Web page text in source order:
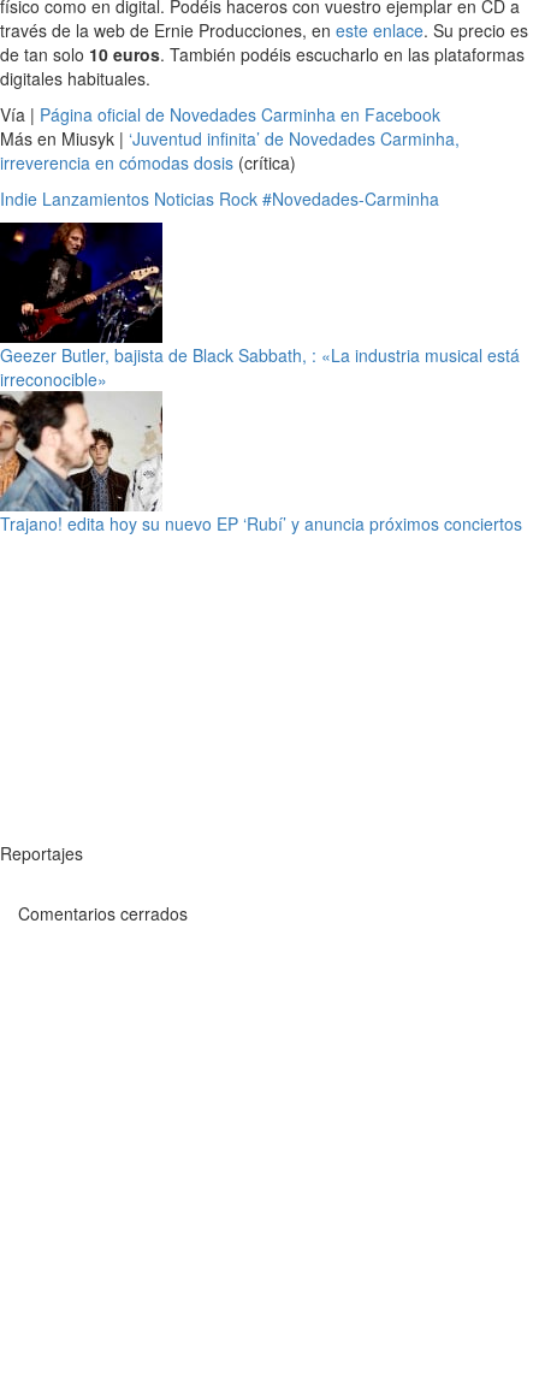
físico como en digital. Podéis haceros con vuestro ejemplar en CD a
través de la web de Ernie Producciones, en este enlace. Su precio es
de tan solo 10 euros. También podéis escucharlo en las plataformas
digitales habituales.
Vía | Página oficial de Novedades Carminha en Facebook
Más en Miusyk | ‘Juventud infinita’ de Novedades Carminha,
irreverencia en cómodas dosis (crítica)
Indie Lanzamientos Noticias Rock #Novedades-Carminha
Geezer Butler, bajista de Black Sabbath, : «La industria musical está
irreconocible»
Trajano! edita hoy su nuevo EP ‘Rubí’ y anuncia próximos conciertos
Reportajes
Comentarios cerrados